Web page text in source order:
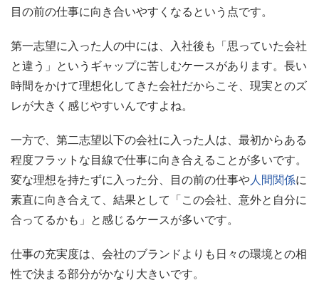
目の前の仕事に向き合いやすくなるという点です。
第一志望に入った人の中には、入社後も「思っていた会社
と違う」というギャップに苦しむケースがあります。長い
時間をかけて理想化してきた会社だからこそ、現実とのズ
レが大きく感じやすいんですよね。
一方で、第二志望以下の会社に入った人は、最初からある
程度フラットな目線で仕事に向き合えることが多いです。
変な理想を持たずに入った分、目の前の仕事や人間関係に
素直に向き合えて、結果として「この会社、意外と自分に
合ってるかも」と感じるケースが多いです。
仕事の充実度は、会社のブランドよりも日々の環境との相
性で決まる部分がかなり大きいです。